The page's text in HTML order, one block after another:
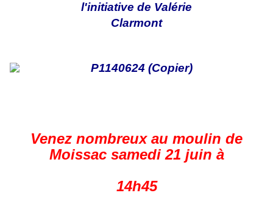
l'initiative de Valérie
Clarmont
Venez nombreux au moulin de
Moissac samedi 21 juin à
14h45